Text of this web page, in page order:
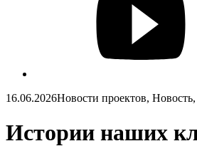
16.06.2026Новости проектов,
Истории наших